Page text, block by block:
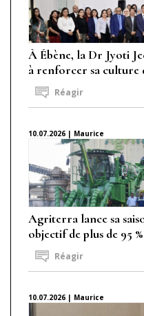
À Ébène, la Dr Jyoti
à renforcer sa culture
Réagir
10.07.2026 | Maurice
Agriterra lance sa
objectif de plus de 95
Réagir
10.07.2026 | Maurice